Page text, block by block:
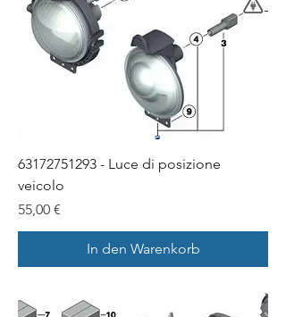
63172751293 - Luce di posizione
veicolo
Preis
55,00 €
In den Warenkorb